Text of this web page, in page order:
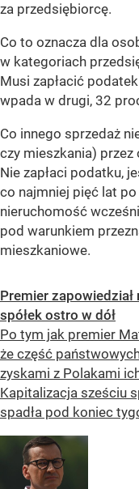
za przedsiębiorcę.
Co to oznacza dla
w kategoriach
Musi zapłacić
wpada w drugi, 32
Co innego sprzedaż
czy mieszkania)
Nie zapłaci podatku,
co najmniej pięć lat
nieruchomość
pod warunkiem
mieszkaniowe.
Premier
spółek ostro w dół
Po tym jak premier
że część
zyskami z Polakami
Kapitalizacja sześciu
spadła pod koniec